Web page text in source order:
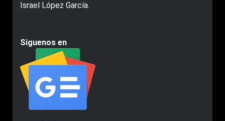
Israel López García.
Siguenos en